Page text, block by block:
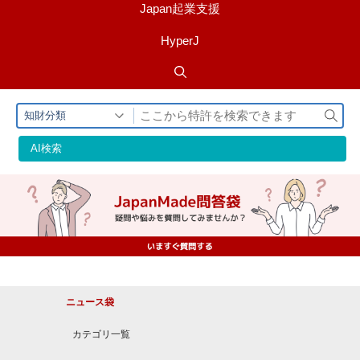
Japan起業支援
HyperJ
知財分類
検
索
AI検索
ニュース袋
カテゴリ一覧